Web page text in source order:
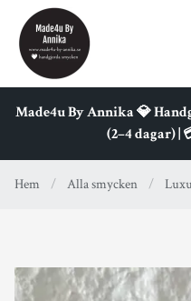
Made4u By Annika 💎
(2–4 dagar) |
Hem / Alla smycken /